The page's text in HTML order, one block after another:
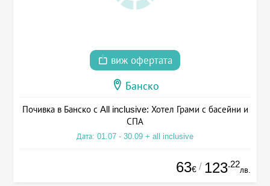
виж офертата
Банско
Почивка в Банско с All inclusive: Хотел Грами с басейни и
СПА
Дата: 01.07 - 30.09 + all inclusive
63€ / 123.22
лв.